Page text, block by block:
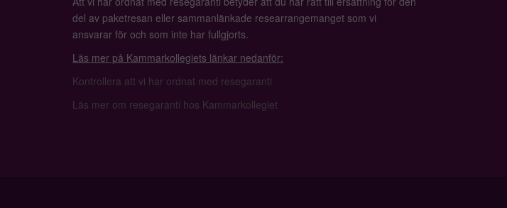
del av paketresan eller sammanlänkade researrangemanget som vi
ansvarar för och som inte har fullgjorts.
Läs mer på Kammarkollegiets länkar nedanför:
Kontrollera att vi har ordnat med resegaranti
Läs mer om resegaranti hos Kammarkollegiet